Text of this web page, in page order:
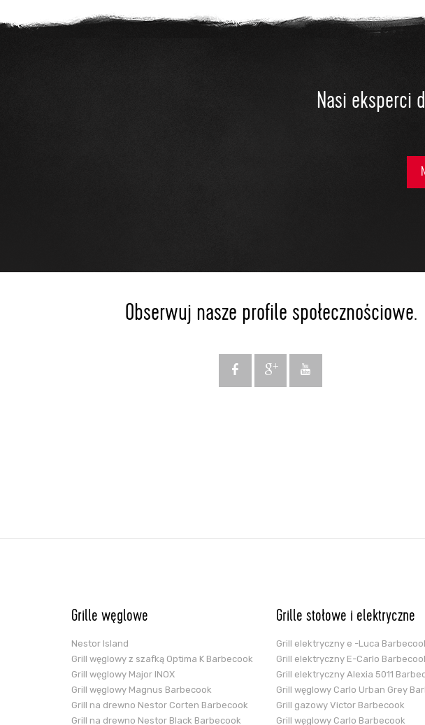
Nasi eksperci
Obserwuj nasze profile społecznościowe.
Grille węglowe
Nestor Island
Grill węglowy z szafką Optima K Barbecook
Grill węglowy Major INOX
Grill węglowy Magnus Barbecook
Grill na drewno Nestor Corten Barbecook
Grill na drewno Nestor Black Barbecook
Grille stołowe i elektryczne
Grill elektryczny e -Luca
Grill elektryczny E-Carlo
Grill elektryczny Alexia 5011
Grill węglowy Carlo Urban Grey
Grill gazowy Victor Barbecook
Grill węglowy Carlo Barbecook